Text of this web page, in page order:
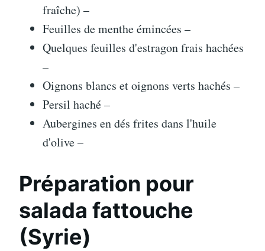
fraîche) –
Feuilles de menthe émincées –
Quelques feuilles d'estragon frais hachées
–
Oignons blancs et oignons verts hachés –
Persil haché –
Aubergines en dés frites dans l'huile
d'olive –
Préparation pour
salada fattouche
(Syrie)